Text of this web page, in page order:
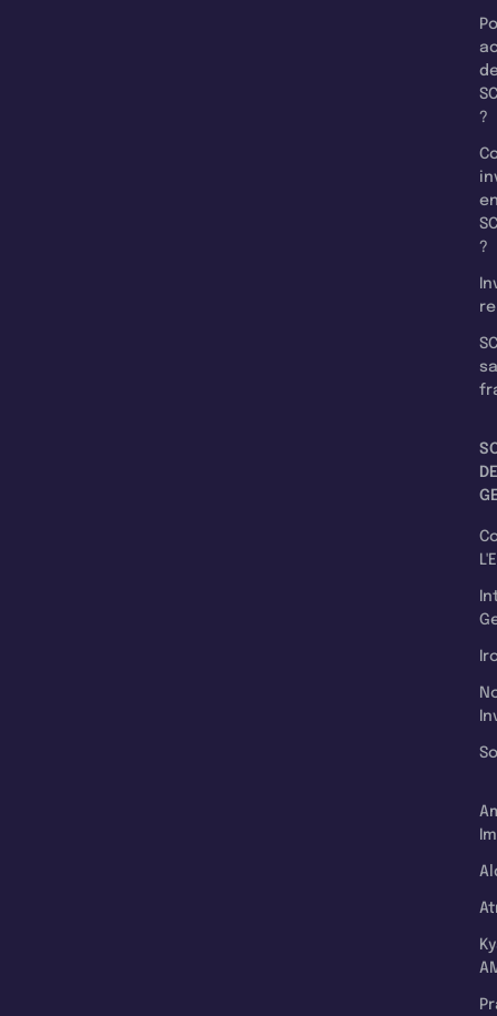
?
?
DE